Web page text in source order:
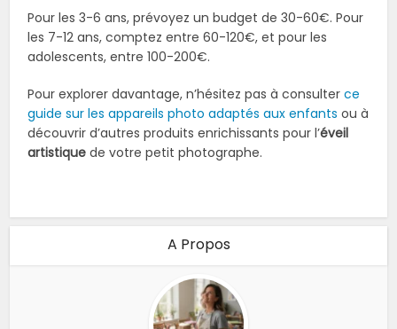
Pour les 3-6 ans, prévoyez un budget de 30-60€. Pour
les 7-12 ans, comptez entre 60-120€, et pour les
adolescents, entre 100-200€.
Pour explorer davantage, n’hésitez pas à consulterce
guide sur les appareils photo adaptés aux enfants ou à
découvrir d’autres produits enrichissants pour l’éveil
artistique de votre petit photographe.
A Propos